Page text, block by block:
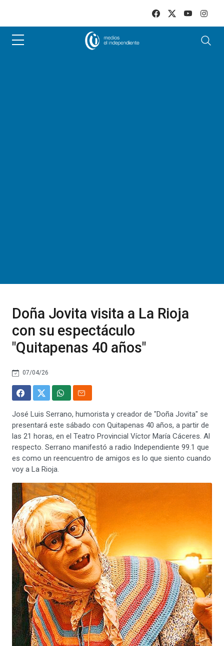
Doña Jovita visita a La Rioja
con su espectáculo
"Quitapenas 40 años"
07/04/26
José Luis Serrano, humorista y creador de "Doña Jovita" se
presentará este sábado con Quitapenas 40 años, a partir de
las 21 horas, en el Teatro Provincial Víctor María Cáceres. Al
respecto. Serrano manifestó a radio Independiente 99.1 que
es como un reencuentro de amigos es lo que siento cuando
voy a La Rioja.